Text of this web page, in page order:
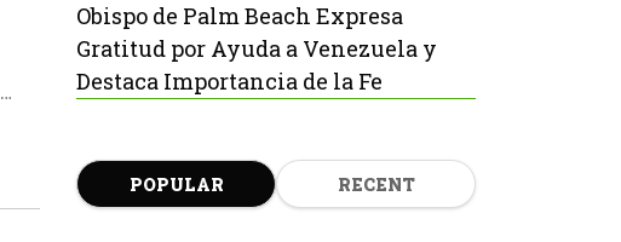
Obispo de Palm Beach Expresa
Gratitud por Ayuda a Venezuela y
Destaca Importancia de la Fe
POPULAR RECENT